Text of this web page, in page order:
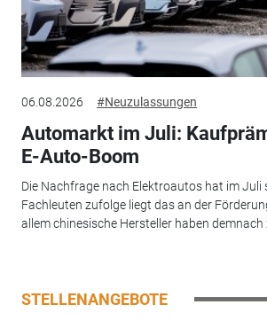
06.08.2026 #Neuzulassungen
Automarkt im Juli:
E-Auto-Boom
Die Nachfrage nach Elektroautos hat im Juli
Fachleuten zufolge liegt das an der
allem chinesische Hersteller haben demnach
STELLENANGEBOTE